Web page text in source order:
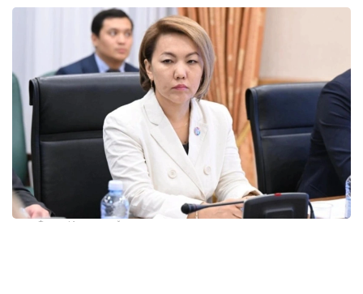
Фото: Иқтисодий тадқиқотлар институти